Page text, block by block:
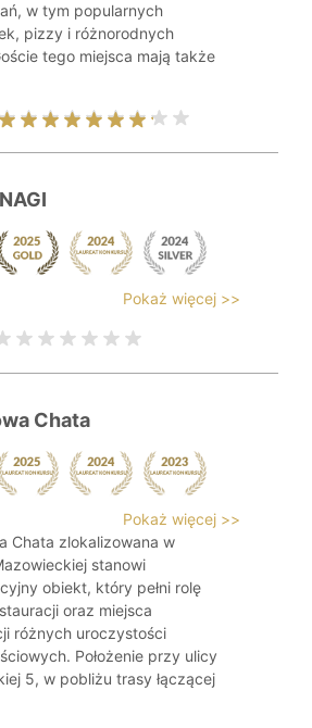
w tym popularnych
pizzy i różnorodnych
tego miejsca mają także
Pokaż więcej >>
Chata
Pokaż więcej >>
Chata zlokalizowana w
stanowi
obiekt, który pełni rolę
oraz miejsca
różnych uroczystości
Położenie przy ulicy
5, w pobliżu trasy łączącej